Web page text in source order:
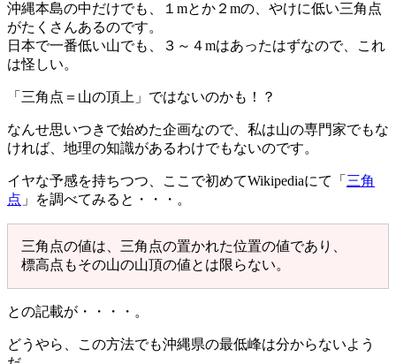
沖縄本島の中だけでも、１mとか２mの、やけに低い三角点
がたくさんあるのです。
日本で一番低い山でも、３～４mはあったはずなので、これ
は怪しい。
「三角点＝山の頂上」ではないのかも！？
なんせ思いつきで始めた企画なので、私は山の専門家でもな
ければ、地理の知識があるわけでもないのです。
イヤな予感を持ちつつ、ここで初めてWikipediaにて「 三角
点 」を調べてみると・・・。
三角点の値は、三角点の置かれた位置の値であり、
標高点もその山の山頂の値とは限らない。
との記載が・・・・。
どうやら、この方法でも沖縄県の最低峰は分からないよう